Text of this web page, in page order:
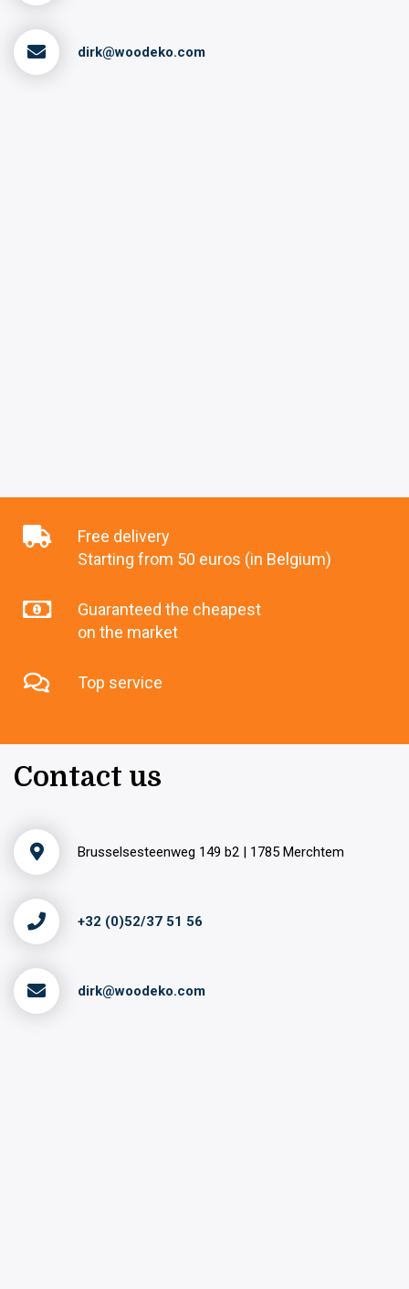
dirk@woodeko.com
Free delivery
Starting from 50 euros (in Belgium)
Guaranteed the cheapest
on the market
Top service
Contact us
Brusselsesteenweg 149 b2 | 1785 Merchtem
+32 (0)52/37 51 56
dirk@woodeko.com